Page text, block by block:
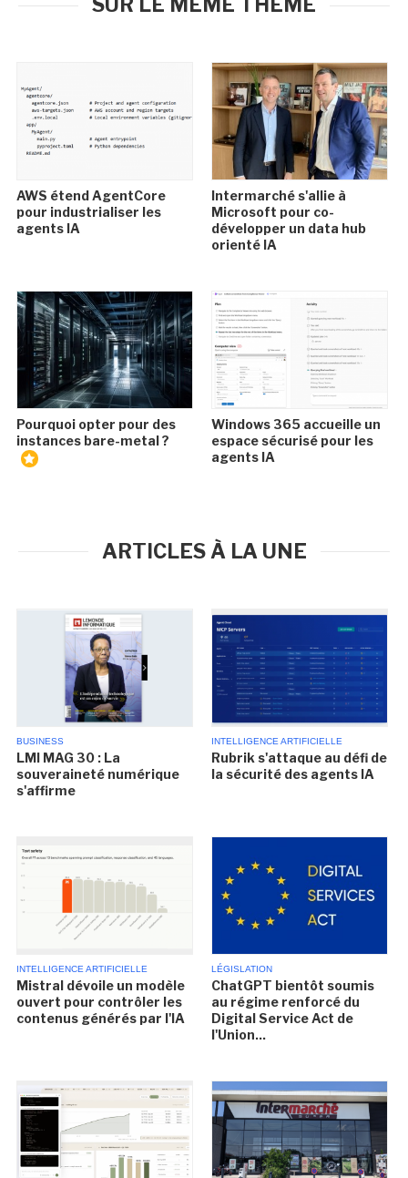
AWS étend AgentCore
pour industrialiser les
agents IA
Intermarché s'allie à
Microsoft pour co-
développer un data hub
orienté IA
Pourquoi opter pour des
instances bare-metal ?
Windows 365 accueille un
espace sécurisé pour les
agents IA
ARTICLES À LA UNE
BUSINESS
LMI MAG 30 : La
souveraineté numérique
s'affirme
INTELLIGENCE ARTIFICIELLE
Rubrik s'attaque au défi de
la sécurité des agents IA
INTELLIGENCE ARTIFICIELLE
Mistral dévoile un modèle
ouvert pour contrôler les
contenus générés par l'IA
LÉGISLATION
ChatGPT bientôt soumis
au régime renforcé du
Digital Service Act de
l'Union...